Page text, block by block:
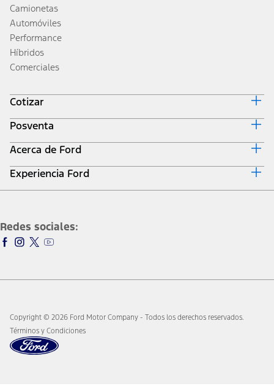
Camionetas
Automóviles
Performance
Híbridos
Comerciales
Cotizar
Cotizar aquí
Términos y Condiciones
Posventa
Propietarios Ford
Agendamiento Online
Ford Assistance
Garantía
Repuestos Originales
Accesorios
SYNC®
Acerca de Ford
Ford Motor Company
Reglamentación
Experiencia Ford
Redes sociales:
Copyright © 2026 Ford Motor Company - Todos los derechos reservados.
Términos y Condiciones